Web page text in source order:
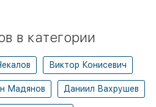
в категории
Виктор Конисевич
Мадянов Даниил Вахрушев